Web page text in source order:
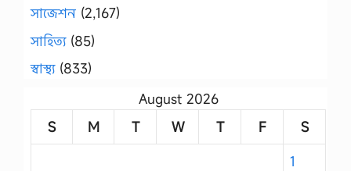
সাজেশন (2,167)
সাহিত্য(85)
স্বাস্থ্য(833)
August 2026
S
M T W T F
S
1